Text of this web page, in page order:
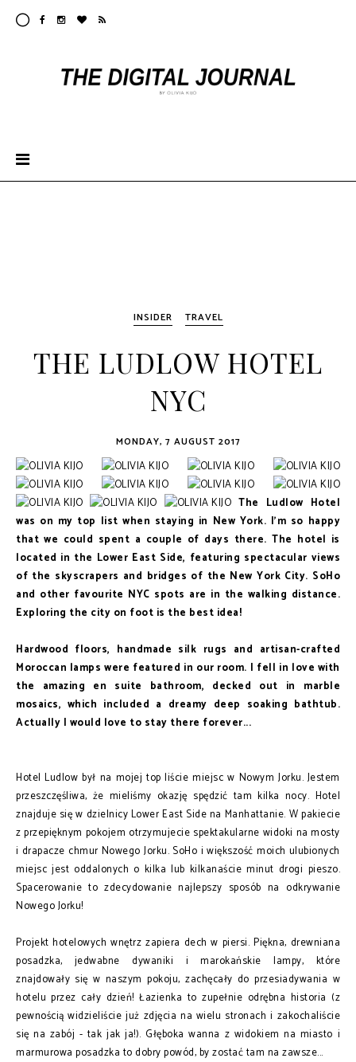
INSIDER TRAVEL
THE LUDLOW HOTEL
NYC
MONDAY, 7 AUGUST 2017
The Ludlow Hotel
was on my top list when staying in New York. I'm so happy
that we could spent a couple of days there. The hotel is
located in the Lower East Side, featuring spectacular views
of the skyscrapers and bridges of the New York City. SoHo
and other favourite NYC spots are in the walking distance.
Exploring the city on foot is the best idea!
Hardwood floors, handmade silk rugs and artisan-crafted
Moroccan lamps were featured in our room. I fell in love with
the amazing en suite bathroom, decked out in marble
mosaics, which included a dreamy deep soaking bathtub.
Actually I would love to stay there forever...
Hotel Ludlow był na mojej top liście miejsc w Nowym Jorku. Jestem
przeszczęśliwa, że mieliśmy okazję spędzić tam kilka nocy. Hotel
znajduje się w dzielnicy Lower East Side na Manhattanie. W pakiecie
z przepięknym pokojem otrzymujecie spektakularne widoki na mosty
i drapacze chmur Nowego Jorku. SoHo i większość moich ulubionych
miejsc jest oddalonych o kilka lub kilkanaście minut drogi pieszo.
Spacerowanie to zdecydowanie najlepszy sposób na odkrywanie
Nowego Jorku!
Projekt hotelowych wnętrz zapiera dech w piersi. Piękna, drewniana
posadzka, jedwabne dywaniki i marokańskie lampy, które
znajdowały się w naszym pokoju, zachęcały do przesiadywania w
hotelu przez cały dzień! Łazienka to zupełnie odrębna historia (z
pewnością widzieliście już zdjęcia na wielu stronach i zakochaliście
się na zabój - tak jak ja!). Głęboka wanna z widokiem na miasto i
marmurowa posadzka to dobry powód, by zostać tam na zawsze...